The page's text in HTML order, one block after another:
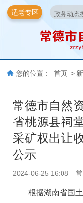
适老专区
您的位置： 首页 >
常德市自然
省桃源县祠
采矿权出让
公示
2024-06-25 16:08
根据湖南省国